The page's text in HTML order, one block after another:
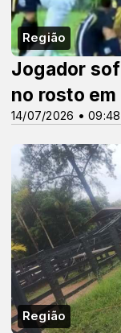
Região
14/07/2026 • 09:48
Jogador
no rosto
Região